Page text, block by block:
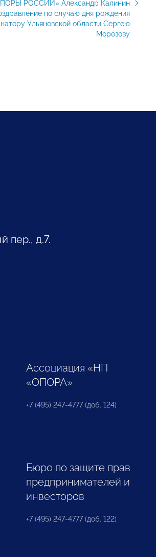
РОССИИ» Александр Калинин
по случаю дня рождения
Ульяновской области Сергею
Морозову
пер., д.7.
Ассоциация «НП
«ОПОРА»
+7 (495) 247-4777 (доб. 124)
Бюро по защите прав
предпринимателей и
инвесторов
+7 (495) 247-4777 (доб. 122)